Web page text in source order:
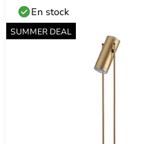
En stock
SUMMER DEAL